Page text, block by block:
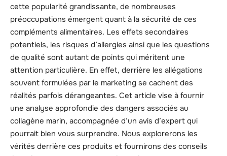
cette popularité grandissante, de nombreuses
préoccupations émergent quant à la sécurité de ces
compléments alimentaires. Les effets secondaires
potentiels, les risques d’allergies ainsi que les questions
de qualité sont autant de points qui méritent une
attention particulière. En effet, derrière les allégations
souvent formulées par le marketing se cachent des
réalités parfois dérangeantes. Cet article vise à fournir
une analyse approfondie des dangers associés au
collagène marin, accompagnée d’un avis d’expert qui
pourrait bien vous surprendre. Nous explorerons les
vérités derrière ces produits et fournirons des conseils